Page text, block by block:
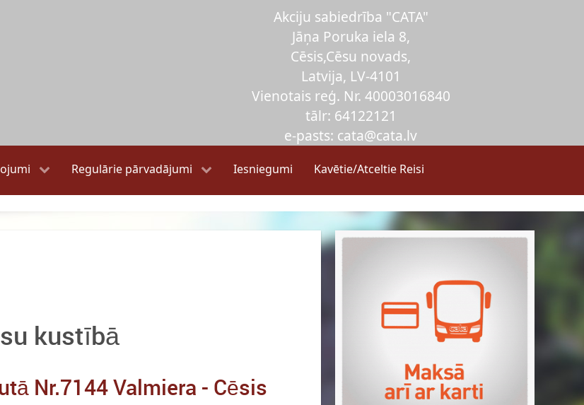
Akciju sabiedrība "CATA"
Jāņa Poruka iela 8,
Cēsis,Cēsu novads,
Latvija, LV-4101
Vienotais reģ. Nr. 40003016840
tālr: 64122121
e-pasts: cata@cata.lv
Regulārie pārvadājumi Iesniegumi Kavētie/Atceltie Reisi
kustībā
Nr.7144 Valmiera - Cēsis